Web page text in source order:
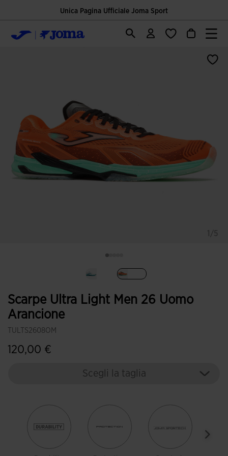
Unica Pagina Ufficiale Joma Sport
Scarpe Ultra Light Men 26 Uomo
Arancione
TULTS2608OM
120,00 €
Scegli la taglia